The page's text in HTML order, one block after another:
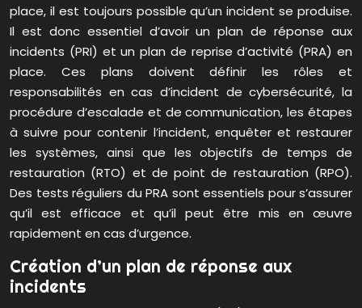
place, il est toujours possible qu’un incident se produise.
Il est donc essentiel d’avoir un plan de réponse aux
incidents (PRI) et un plan de reprise d’activité (PRA) en
place. Ces plans doivent définir les rôles et
responsabilités en cas d’incident de cybersécurité, la
procédure d’escalade et de communication, les étapes
à suivre pour contenir l’incident, enquêter et restaurer
les systèmes, ainsi que les objectifs de temps de
restauration (RTO) et de point de restauration (RPO).
Des tests réguliers du PRA sont essentiels pour s’assurer
qu’il est efficace et qu’il peut être mis en œuvre
rapidement en cas d’urgence.
Création d’un plan de réponse aux
incidents